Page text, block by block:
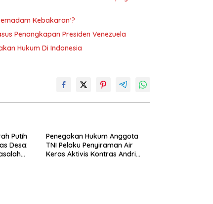
Kebakaran’?
Hukum Di Indonesia
Putih
Desa:
Penegakan Hukum Anggota
TNI Pelaku Penyiraman Air
Keras Aktivis Kontras Andri